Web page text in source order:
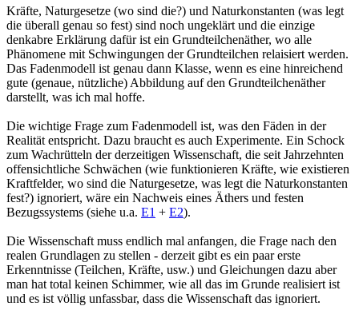
Kräfte, Naturgesetze (wo sind die?) und Naturkonstanten (was legt
die überall genau so fest) sind noch ungeklärt und die einzige
denkabre Erklärung dafür ist ein Grundteilchenäther, wo alle
Phänomene mit Schwingungen der Grundteilchen relaisiert werden.
Das Fadenmodell ist genau dann Klasse, wenn es eine hinreichend
gute (genaue, nützliche) Abbildung auf den Grundteilchenäther
darstellt, was ich mal hoffe.
Die wichtige Frage zum Fadenmodell ist, was den Fäden in der
Realität entspricht. Dazu braucht es auch Experimente. Ein Schock
zum Wachrütteln der derzeitigen Wissenschaft, die seit Jahrzehnten
offensichtliche Schwächen (wie funktionieren Kräfte, wie existieren
Kraftfelder, wo sind die Naturgesetze, was legt die Naturkonstanten
fest?) ignoriert, wäre ein Nachweis eines Äthers und festen
Bezugssystems (siehe u.a. E1 + E2).
Die Wissenschaft muss endlich mal anfangen, die Frage nach den
realen Grundlagen zu stellen - derzeit gibt es ein paar erste
Erkenntnisse (Teilchen, Kräfte, usw.) und Gleichungen dazu aber
man hat total keinen Schimmer, wie all das im Grunde realisiert ist
und es ist völlig unfassbar, dass die Wissenschaft das ignoriert.